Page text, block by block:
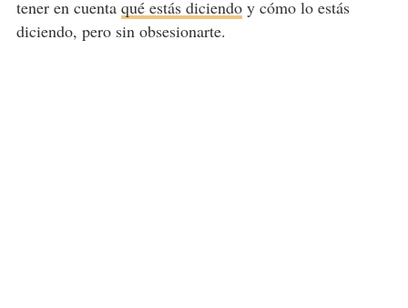
tener en cuenta qué estás diciendoy cómo lo estás
diciendo, pero sin obsesionarte.